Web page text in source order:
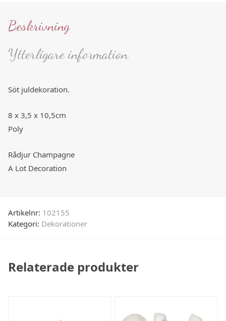
Beskrivning
Ytterligare information
Söt juldekoration.
8 x 3,5 x 10,5cm
Poly
Rådjur Champagne
A Lot Decoration
Artikelnr: 102155
Kategori: Dekorationer
Relaterade produkter